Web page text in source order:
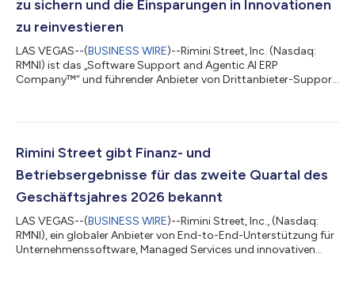
zu sichern und die Einsparungen in Innovationen
zu reinvestieren
LAS VEGAS--(BUSINESS WIRE)--Rimini Street, Inc. (Nasdaq:
RMNI) ist das „Software Support and Agentic AI ERP
Company™“ und führender Anbieter von Drittanbieter-Support
Mischkonzerne Omans, sich für Rimini Support™ for SAP
Unternehmen, Kosten zu senken, die eingesparten Mittel in KI-
Innovationen zu reinvestieren und seine hochgradi...
Rimini Street gibt Finanz- und
Betriebsergebnisse für das zweite Quartal des
Geschäftsjahres 2026 bekannt
LAS VEGAS--(BUSINESS WIRE)--Rimini Street, Inc., (Nasdaq:
RMNI), ein globaler Anbieter von End-to-End-Unterstützung für
Unternehmenssoftware, Managed Services und innovativen